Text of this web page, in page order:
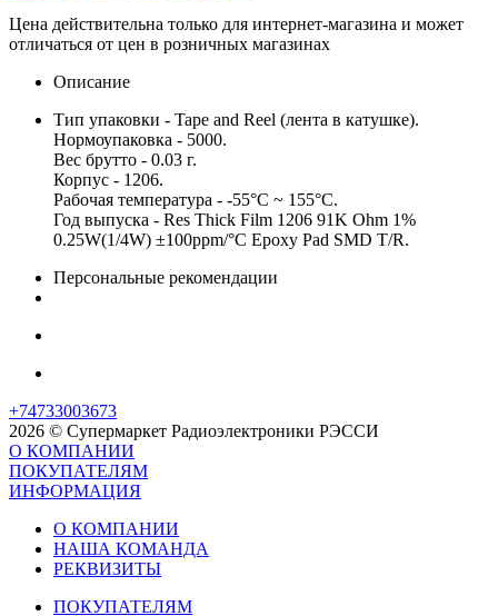
Цена действительна только для интернет-магазина и может
отличаться от цен в розничных магазинах
Описание
Тип упаковки - Tape and Reel (лента в катушке).
Нормоупаковка - 5000.
Вес брутто - 0.03 г.
Корпус - 1206.
Рабочая температура - -55°C ~ 155°C.
Год выпуска - Res Thick Film 1206 91K Ohm 1%
0.25W(1/4W) ±100ppm/°C Epoxy Pad SMD T/R.
Персональные рекомендации
+74733003673
2026 © Супермаркет Радиоэлектроники РЭССИ
О КОМПАНИИ
ПОКУПАТЕЛЯМ
ИНФОРМАЦИЯ
О КОМПАНИИ
НАША КОМАНДА
РЕКВИЗИТЫ
ПОКУПАТЕЛЯМ